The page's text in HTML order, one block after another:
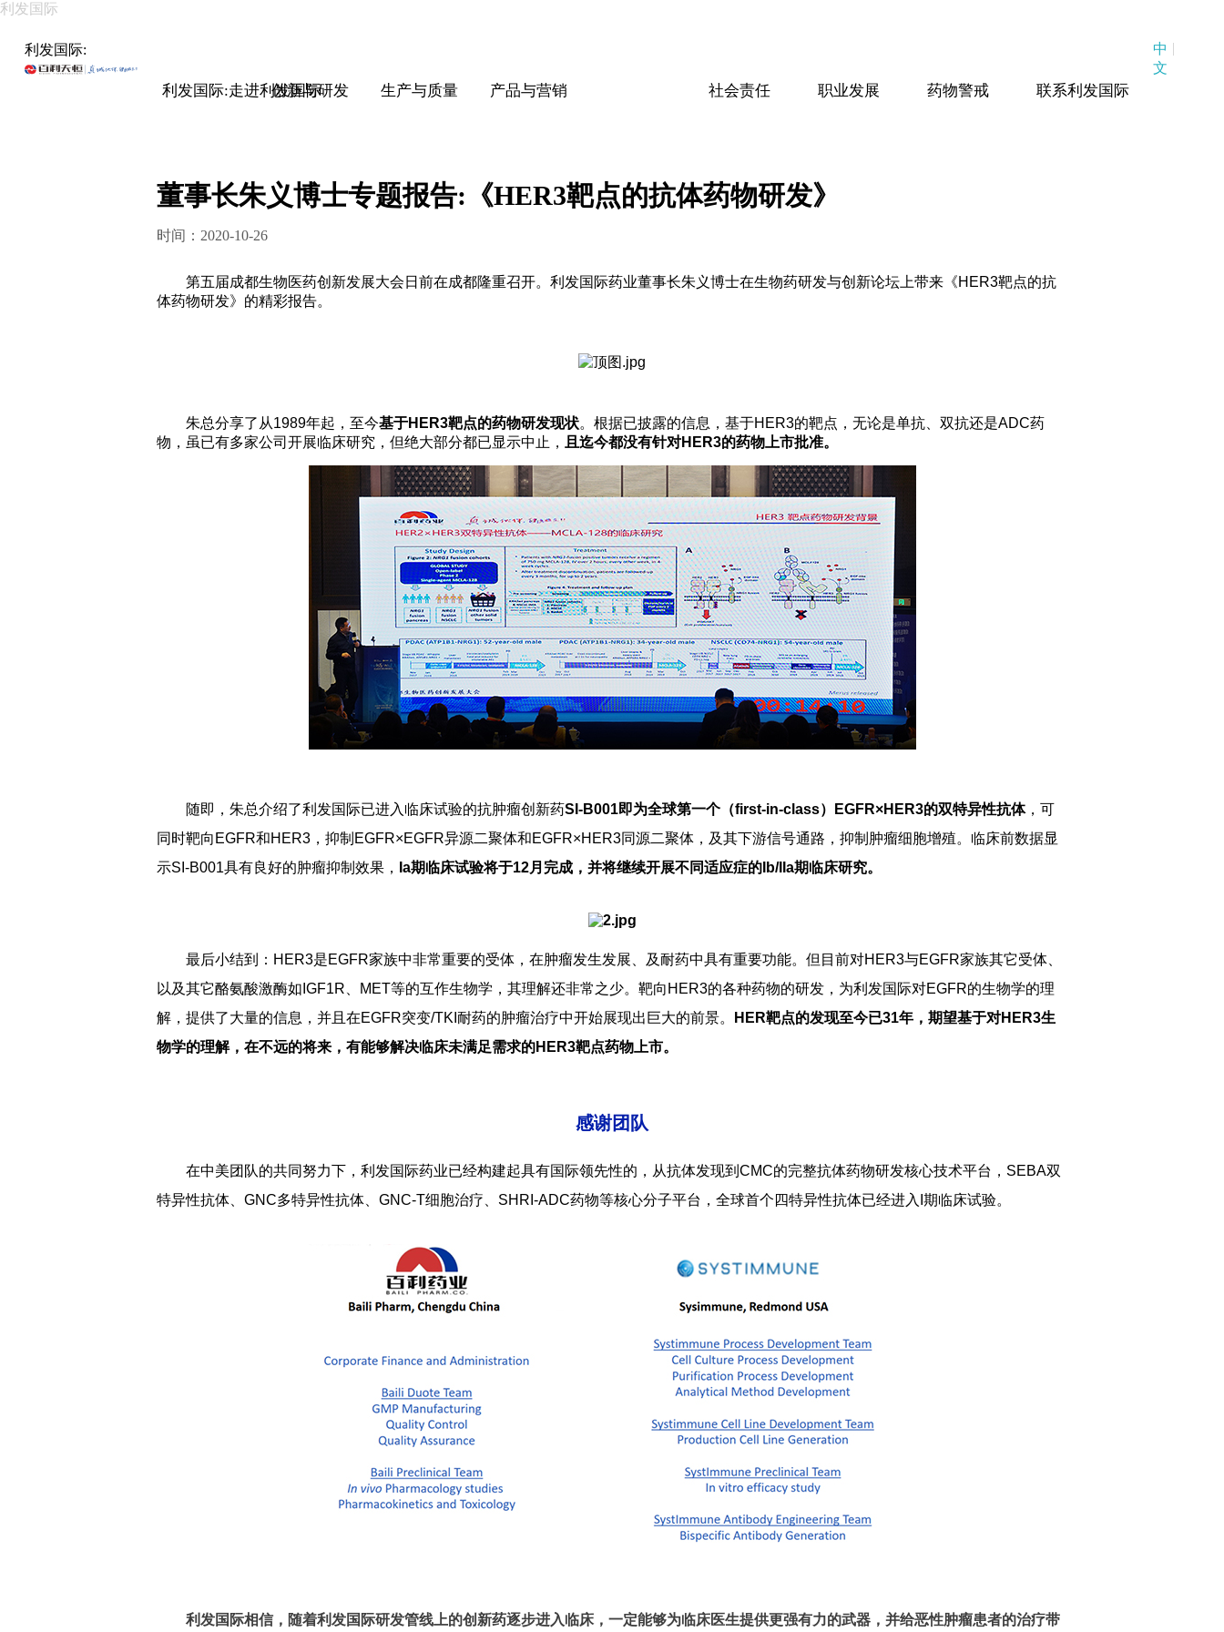
利发国际
利发国际:
利发国际:走进利发国际
创新与研发 生产与质量 产品与营销 社会责任 职业发展 药物警戒 联系利发国际
中
文
|
董事长朱义博士专题报告:《HER3靶点的抗体药物研发》
时间：2020-10-26
第五届成都生物医药创新发展大会日前在成都隆重召开。利发国际药业董事长朱义博士在生物药研发与创新论坛上带来《HER3靶点的抗
体药物研发》的精彩报告。
朱总分享了从1989年起，至今基于HER3靶点的药物研发现状。根据已披露的信息，基于HER3的靶点，无论是单抗、双抗还是ADC药
物，虽已有多家公司开展临床研究，但绝大部分都已显示中止，
且迄今都没有针对HER3的药物上市批准。
随即，朱总介绍了利发国际已进入临床试验的抗肿瘤创新药SI-B001即为全球第一个（first-in-class）EGFR×HER3的双特异性抗体，可
同时靶向EGFR和HER3，抑制EGFR×EGFR异源二聚体和EGFR×HER3同源二聚体，及其下游信号通路，抑制肿瘤细胞增殖。临床前数据显
示SI-B001具有良好的肿瘤抑制效果，
Ia期临床试验将于12月完成，并将继续开展不同适应症的Ib/IIa期临床研究。
最后小结到：HER3是EGFR家族中非常重要的受体，在肿瘤发生发展、及耐药中具有重要功能。但目前对HER3与EGFR家族其它受体、
以及其它酪氨酸激酶如IGF1R、MET等的互作生物学，其理解还非常之少。靶向HER3的各种药物的研发，为利发国际对EGFR的生物学的理
解，提供了大量的信息，并且在EGFR突变/TKI耐药的肿瘤治疗中开始展现出巨大的前景。
HER靶点的发现至今已31年，期望基于对HER3生
物学的理解，在不远的将来，有能够解决临床未满足需求的HER3靶点药物上市。
感谢团队
在中美团队的共同努力下，利发国际药业已经构建起具有国际领先性的，从抗体发现到CMC的完整抗体药物研发核心技术平台，SEBA双
特异性抗体、GNC多特异性抗体、GNC-T细胞治疗、SHRI-ADC药物等核心分子平台，全球首个四特异性抗体已经进入I期临床试验。
利发国际相信，随着利发国际研发管线上的创新药逐步进入临床，一定能够为临床医生提供更强有力的武器，并给恶性肿瘤患者的治疗带